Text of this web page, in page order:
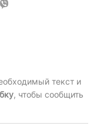
текст и
, чтобы сообщить